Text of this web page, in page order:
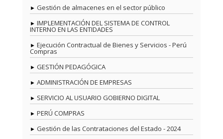
Gestión de almacenes en el sector público
IMPLEMENTACIÓN DEL SISTEMA DE CONTROL
INTERNO EN LAS ENTIDADES
Ejecución Contractual de Bienes y Servicios - Perú
Compras
GESTIÓN PEDAGÓGICA
ADMINISTRACIÓN DE EMPRESAS
SERVICIO AL USUARIO GOBIERNO DIGITAL
PERÚ COMPRAS
Gestión de las Contrataciones del Estado - 2024